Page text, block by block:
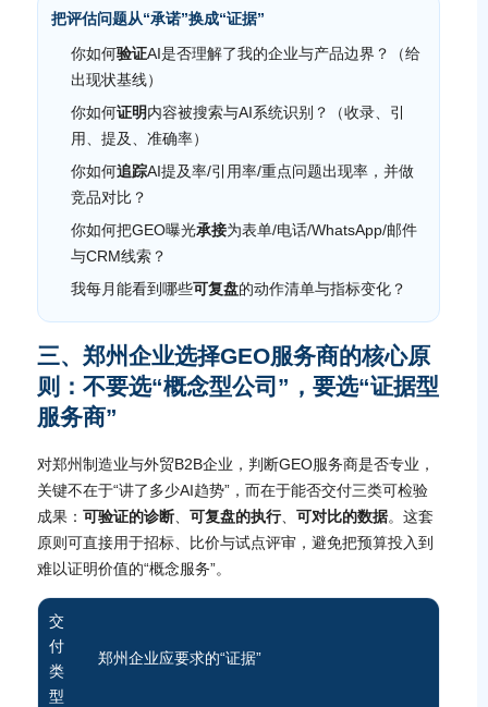
把评估问题从“承诺”换成“证据”
你如何验证AI是否理解了我的企业与产品边界？（给
出现状基线）
你如何证明内容被搜索与AI系统识别？（收录、引
用、提及、准确率）
你如何追踪AI提及率/引用率/重点问题出现率，并做
竞品对比？
你如何把GEO曝光承接为表单/电话/WhatsApp/邮件
与CRM线索？
我每月能看到哪些可复盘的动作清单与指标变化？
三、郑州企业选择GEO服务商的核心原
则：不要选“概念型公司”，要选“证据型
服务商”
对郑州制造业与外贸B2B企业，判断GEO服务商是否专业，
关键不在于“讲了多少AI趋势”，而在于能否交付三类可检验
成果： 可验证的诊断 可复盘的执行、 可对比的数据。这套
原则可直接用于招标、比价与试点评审，避免把预算投入到
难以证明价值的“概念服务”。
交
付
类
型
郑州企业应要求的“证据”